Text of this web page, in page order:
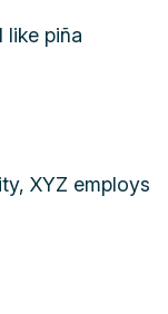
like piña
XYZ employs